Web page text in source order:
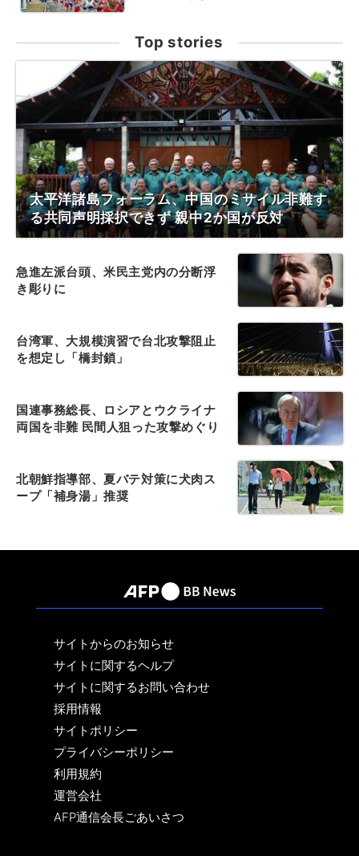
Top stories
太平洋諸島フォーラム、中国のミサイル非難す
る共同声明採択できず 親中2か国が反対
急進左派台頭、米民主党内の分断浮
き彫りに
台湾軍、大規模演習で台北攻撃阻止
を想定し「橋封鎖」
国連事務総長、ロシアとウクライナ
両国を非難 民間人狙った攻撃めぐり
北朝鮮指導部、夏バテ対策に犬肉ス
ープ「補身湯」推奨
サイトからのお知らせ
サイトに関するヘルプ
サイトに関するお問い合わせ
採用情報
サイトポリシー
プライバシーポリシー
利用規約
運営会社
AFP通信会長ごあいさつ